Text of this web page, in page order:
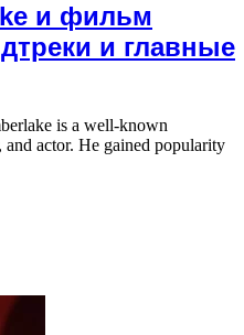
и фильм
и главные
is a well-known
actor. He gained popularity